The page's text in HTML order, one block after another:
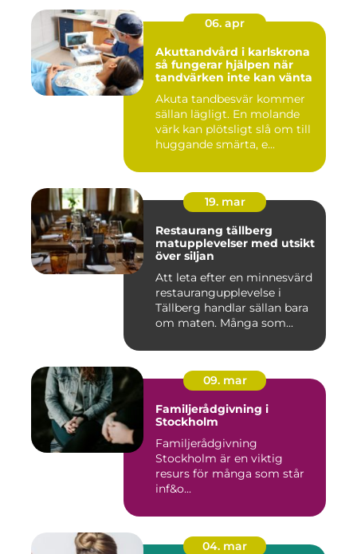
06. apr
Akuttandvård i karlskrona
så fungerar hjälpen när
tandvärken inte kan vänta
Akuta tandbesvär kommer
sällan lägligt. En molande
värk kan plötsligt slå om till
huggande smärta, e...
19. mar
Restaurang tällberg
matupplevelser med utsikt
över siljan
Att leta efter en minnesvärd
restaurangupplevelse i
Tällberg handlar sällan bara
om maten. Många som...
09. mar
Familjerådgivning i
Stockholm
Familjerådgivning
Stockholm är en viktig
resurs för många som står
inf&o...
04. mar